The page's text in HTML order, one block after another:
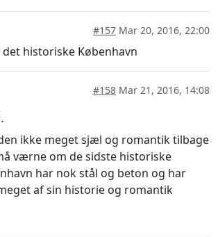
#157 Mar 20, 2016, 22:00
historiske København
#158 Mar 21, 2016, 14:08
ikke meget sjæl og romantik tilbage
værne om de sidste historiske
har nok stål og beton og har
af sin historie og romantik